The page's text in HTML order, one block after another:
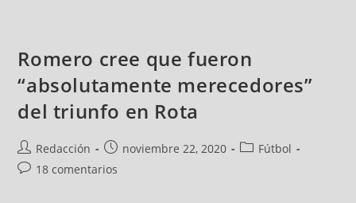
Romero cree que fueron
“absolutamente merecedores”
del triunfo en Rota
Redacción noviembre 22, 2020
Fútbol
18 comentarios